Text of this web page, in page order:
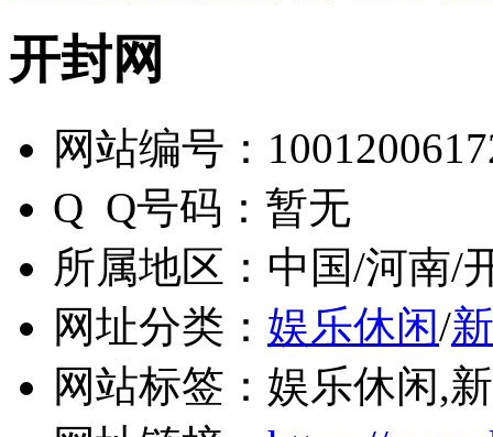
开封网
网站编号：
Q Q号码： 暂无
所属地区： 中国/河南/
网址分类： 娱乐休闲/
网站标签： 娱乐休闲,